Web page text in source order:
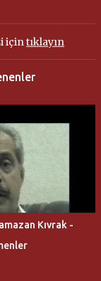
içintıklayın
Kıvrak -